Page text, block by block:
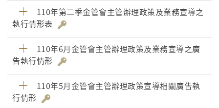
110年第二季金管會主管辦理政策及業務宣導之
執行情形表
110年6月金管會主管辦理政策及業務宣導之廣
告執行情形
110年5月金管會主管辦理政策宣導相關廣告執
行情形